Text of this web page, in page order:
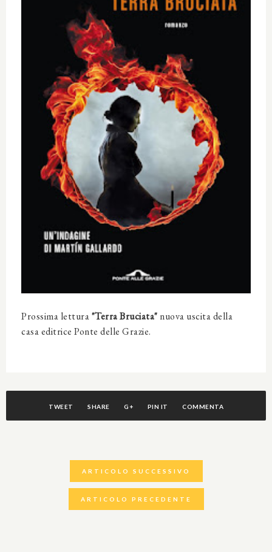
Prossima lettura"Terra Bruciata" nuova uscita della
casa editrice Ponte delle Grazie.
TWEET SHARE G+ PIN IT COMMENTA
ARTICOLO SUCCESSIVO
ARTICOLO PRECEDENTE